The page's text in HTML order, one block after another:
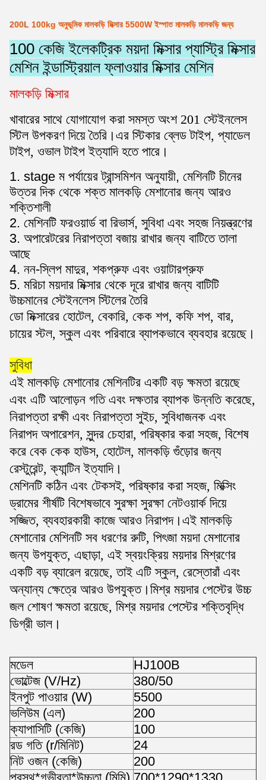
200L 100kg অনুভূমিক মালকড়ি মিক্সার 5500W ইস্পাত মালকড়ি মালকড়ি জন্য
100 কেজি ইলেকট্রিক ময়দা মিক্সার প্যাস্ট্রি মিক্সার
মেশিন ইন্ডাস্ট্রিয়াল ফ্লাওয়ার মিক্সার মেশিন
মালকড়ি মিক্সার
খাবারের সাথে যোগাযোগ করা সমস্ত অংশ 201 স্টেইনলেস
স্টিল উপকরণ দিয়ে তৈরি। এর স্টিকার ব্লেড টাইপ, প্যাডেল
টাইপ, ওভাল টাইপ ইত্যাদি হতে পারে।
1. stage ম পর্যায়ের ট্রান্সমিশন অনুযায়ী, মেশিনটি চীনের
উত্তর দিক থেকে শক্ত মালকড়ি মেশানোর জন্য আরও
শক্তিশালী
2. মেশিনটি ফরওয়ার্ড বা রিভার্স, সুবিধা এবং সহজ নিয়ন্ত্রণের
3. অপারেটরের নিরাপত্তা বজায় রাখার জন্য বাটিতে তালা
আছে
4. নন-স্লিপ মাদুর, শকপ্রুফ এবং ওয়াটারপ্রুফ
5. মরিচা ময়দার মিক্সার থেকে দূরে রাখার জন্য বাটিটি
উচ্চমানের স্টেইনলেস স্টিলের তৈরি
ডো মিক্সারের হোটেল, বেকারি, কেক শপ, কফি শপ, বার,
চায়ের স্টল, স্কুল এবং পরিবারে ব্যাপকভাবে ব্যবহার রয়েছে।
সুবিধা
এই মালকড়ি মেশানোর মেশিনটির একটি বড় ক্ষমতা রয়েছে
এবং এটি আলোড়ন গতি এবং দক্ষতার ব্যাপক উন্নতি করেছে,
নিরাপত্তা রক্ষী এবং নিরাপত্তা সুইচ, সুবিধাজনক এবং
নিরাপদ অপারেশন, সুন্দর চেহারা, পরিষ্কার করা সহজ, বিশেষ
করে বেক কেক হাউস, হোটেল, মালকড়ি গুঁড়োর জন্য
রেস্টুরেন্ট, ক্যান্টিন ইত্যাদি।
মেশিনটি কঠিন এবং টেকসই, পরিষ্কার করা সহজ, মিক্সিং
ড্রামের শীর্ষটি বিশেষভাবে সুরক্ষা সুরক্ষা নেটওয়ার্ক দিয়ে
সজ্জিত, ব্যবহারকারী কাজে আরও নিরাপদ।এই মালকড়ি
মেশানোর মেশিনটি সব ধরণের রুটি, পিৎজা ময়দা মেশানোর
জন্য উপযুক্ত, এছাড়া, এই স্বয়ংক্রিয় ময়দার মিশ্রণের
একটি বড় ব্যারেল রয়েছে, তাই এটি স্কুল, রেস্তোরাঁ এবং
অন্যান্য ক্ষেত্রে আরও উপযুক্ত।মিশ্র ময়দার পেস্টের উচ্চ
জল শোষণ ক্ষমতা রয়েছে, মিশ্র ময়দার পেস্টের শক্তিবৃদ্ধি
ডিগ্রী ভাল।
মডেল
HJ100B
ভোল্টেজ (V/Hz)
380/50
ইনপুট পাওয়ার (W)
5500
ভলিউম (এল)
200
ক্যাপাসিটি (কেজি)
100
রড গতি (r/মিনিট)
24
নিট ওজন (কেজি)
200